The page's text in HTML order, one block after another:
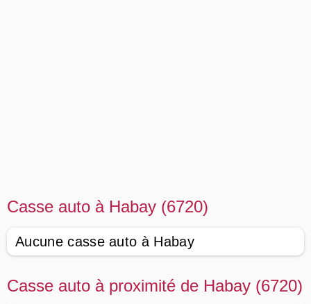
Casse auto à Habay (6720)
Aucune casse auto à Habay
Casse auto à proximité de Habay (6720)